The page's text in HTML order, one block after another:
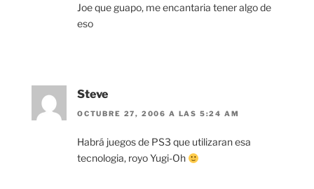
Joe que guapo, me encantaria tener algo de
eso
Steve
OCTUBRE 27, 2006 A LAS 5:24 AM
Habrá juegos de PS3 que utilizaran esa
tecnologia, royo Yugi-Oh